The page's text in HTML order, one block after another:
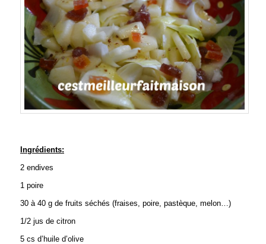
Ingrédients:
2 endives
1 poire
30 à 40 g de fruits séchés (fraises, poire, pastèque, melon…)
1/2 jus de citron
5 cs d’huile d’olive